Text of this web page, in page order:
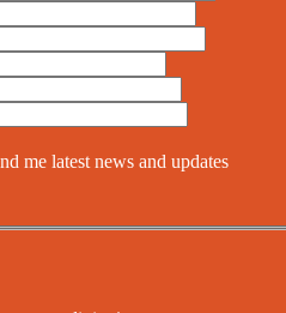
me latest news and updates